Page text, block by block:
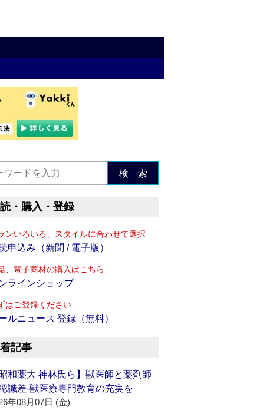
検 索
・購入・登録
ンいろいろ、スタイルに合わせて選択
申込み（新聞 / 電子版）
、電子商材の購入はこちら
ラインショップ
はご登録ください
ルニュース 登録（無料）
記事
昭和薬大 神林氏ら】獣医師と薬剤師
識差‐獣医療専門教育の充実を
年08月07日 (金)